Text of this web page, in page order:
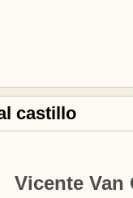
castillo
Vicente Van